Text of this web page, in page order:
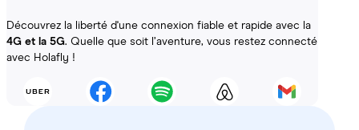
Découvrez la liberté d'une connexion fiable et rapide avec la
4G et la 5G. Quelle que soit l’aventure, vous restez connecté
avec Holafly !